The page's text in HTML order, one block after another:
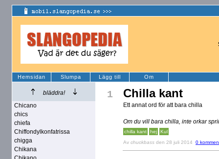
Hemsidan Slumpa Lägg till Om
bläddra!
Chicano
chics
chiefa
Chiffondylkonfatrissa
chigga
Chikana
1 Chilla kant
Ett annat ord för att bara chilla
Om du vill bara chilla, inte orkar
chilla kant hej Kul
Av chuckbass den 28 juli 2014 0